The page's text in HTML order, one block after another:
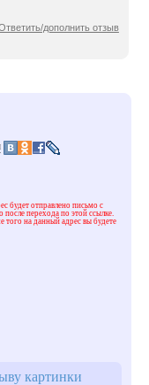
дополнить отзыв
будет отправлено письмо с
перехода по этой ссылке.
того на данный адрес вы будете
картинки